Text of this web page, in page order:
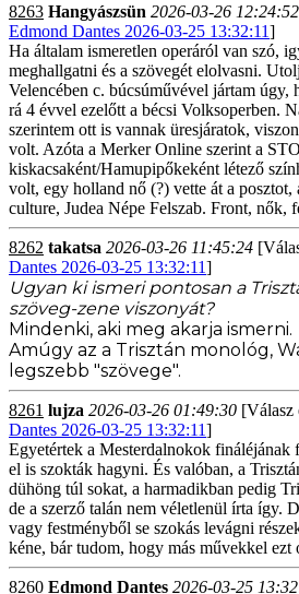
8263 Hangyászsün 2026-03-26 12:24:52
Edmond Dantes 2026-03-25 13:32:11]
Ha általam ismeretlen operáról van szó,
meghallgatni és a szövegét elolvasni.
Velencében c. búcsúművével jártam úgy,
rá 4 évvel ezelőtt a bécsi Volksoperben.
szerintem ott is vannak üresjáratok,
volt. Azóta a Merker Online szerint a
kiskacsaként/Hamupipőkeként létező
volt, egy holland nő (?) vette át a posztot,
culture, Judea Népe Felszab. Front, nők,
8262 takatsa 2026-03-26 11:45:24
Dantes 2026-03-25 13:32:11]
Ugyan ki ismeri pontosan a
szöveg-zene viszonyát?
Mindenki, aki meg akarja ismerni.
Amúgy az a Trisztán monológ,
legszebb "szövege".
8261 lujza 2026-03-26 01:49:30 [Válasz
Dantes 2026-03-25 13:32:11]
Egyetértek a Mesterdalnokok fináléjának
el is szokták hagyni. És valóban, a
dühöng túl sokat, a harmadikban pedig
de a szerző talán nem véletlenül írta így.
vagy festményből se szokás levágni
kéne, bár tudom, hogy más művekkel ezt
8260 Edmond Dantes 2026-03-25